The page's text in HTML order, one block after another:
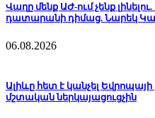
Վաղը մենք ԱԺ-ում չենք
դատարանի դիմաց. Նարեկ
06.08.2026
Ալիևը հետ է կանչել
մշտական ներկայացուցչին